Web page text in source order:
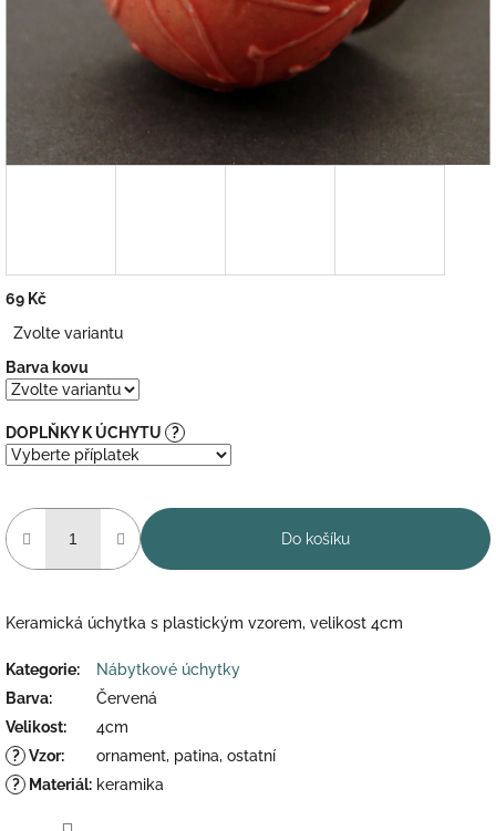
69 Kč
cena:
Zvolte variantu
Barva kovu
DOPLŇKY K ÚCHYTU ?
Do košíku
Keramická úchytka s plastickým vzorem, velikost 4cm
Kategorie:
Nábytkové úchytky
Barva:
Červená
Velikost:
4cm
? Vzor:
ornament, patina, ostatní
?
Materiál: keramika